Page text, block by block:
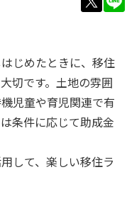
じめたときに、移住
切です。土地の雰囲
児童や育児関連で有
条件に応じて助成金
して、楽しい移住ラ